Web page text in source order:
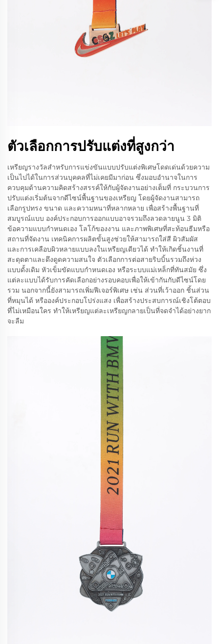
ตัวเลือกการปรับแต่งที่สูงกว่า
เหรียญรางวัลสำหรับการแข่งขันแบบปรับแต่งพิเศษโดดเด่นด้วยความ
เป็นไปได้ในการส่วนบุคคลที่ไม่เคยมีมาก่อน ซึ่งมอบอำนาจในการ
ควบคุมด้านความคิดสร้างสรรค์ให้กับผู้จัดงานอย่างเต็มที่ กระบวนการ
ปรับแต่งเริ่มต้นจากดีไซน์พื้นฐานของเหรียญ โดยผู้จัดงานสามารถ
เลือกรูปทรง ขนาด และความหนาที่หลากหลาย เพื่อสร้างพื้นฐานที่
สมบูรณ์แบบ องค์ประกอบการออกแบบอาจรวมถึงลวดลายนูน 3 มิติ
ข้อความแบบกำหนดเอง โลโก้ของงาน และภาพพิเศษที่สะท้อนธีมหรือ
สถานที่จัดงาน เทคนิคการผลิตขั้นสูงช่วยให้สามารถใส่สี ผิวสัมผัส
และการเคลือบผิวหลายแบบลงในเหรียญเดียวได้ ทำให้เกิดชิ้นงานที่
สะดุดตาและดึงดูดความสนใจ ตัวเลือกการต่อสายริบบิ้นรวมถึงห่วง
แบบดั้งเดิม หัวเข็มขัดแบบกำหนดเอง หรือระบบแม่เหล็กที่ทันสมัย ซึ่ง
แต่ละแบบได้รับการคัดเลือกอย่างรอบคอบเพื่อให้เข้ากันกับดีไซน์โดย
รวม นอกจากนี้ยังสามารถเพิ่มฟีเจอร์พิเศษ เช่น ส่วนที่เว้าออก ชิ้นส่วน
ที่หมุนได้ หรือองค์ประกอบโปร่งแสง เพื่อสร้างประสบการณ์เชิงโต้ตอบ
ที่ไม่เหมือนใคร ทำให้เหรียญแต่ละเหรียญกลายเป็นที่จดจำได้อย่างยาก
จะลืม